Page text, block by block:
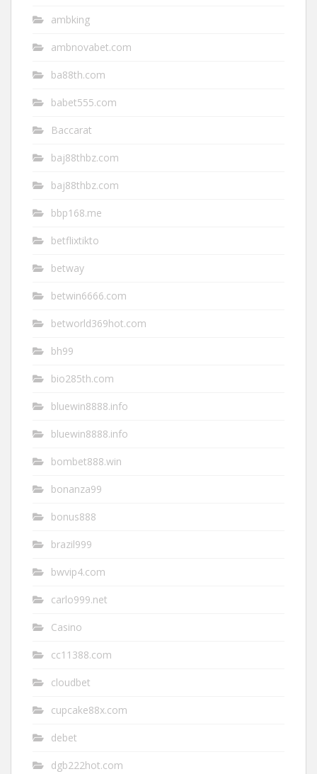
ambking
ambnovabet.com
ba88th.com
babet555.com
Baccarat
baj88thbz.com
baj88thbz.com
bbp168.me
betflixtikto
betway
betwin6666.com
betworld369hot.com
bh99
bio285th.com
bluewin8888.info
bluewin8888.info
bombet888.win
bonanza99
bonus888
brazil999
bwvip4.com
carlo999.net
Casino
cc11388.com
cloudbet
cupcake88x.com
debet
dgb222hot.com